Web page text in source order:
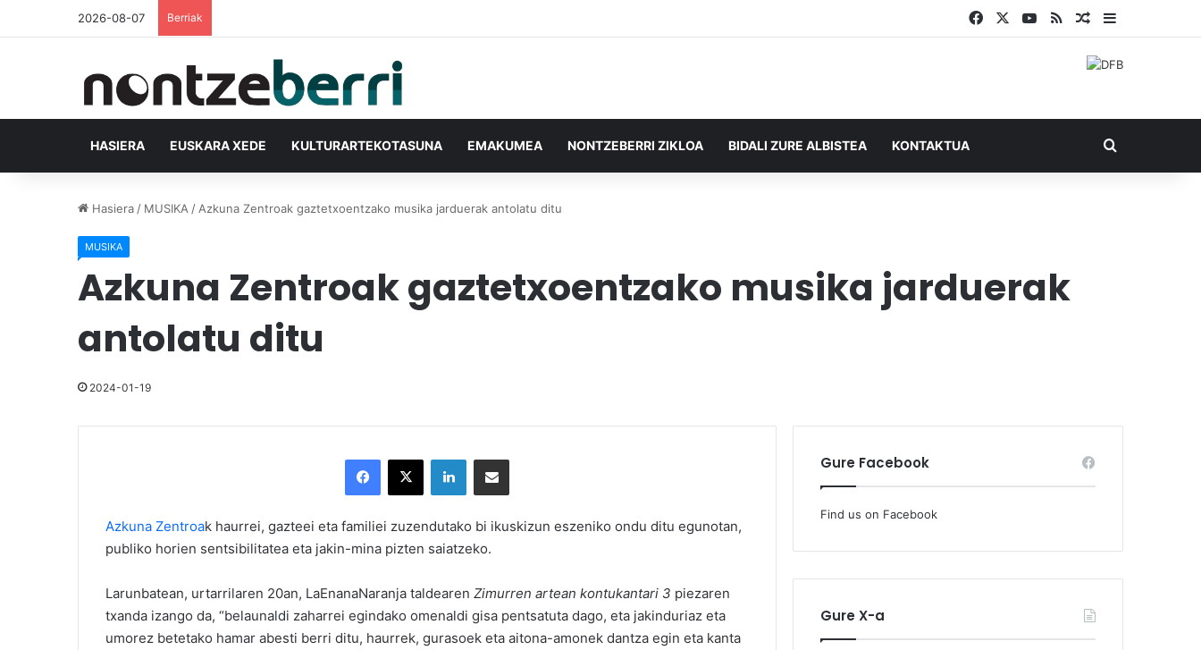
2026-08-07 Berriak Facebook YouTube
RSS Ausazko
HASIERA EUSKARA XEDE KULTURARTEKOTASUNA EMAKUMEA NONTZEBERRI ZIKLOA BIDALI ZURE ALBISTEA KONTAKTUA
Hasiera / MUSIKA / Azkuna Zentroak gaztetxoentzako musika jarduerak antolatu ditu
MUSIKA
Azkuna Zentroak gaztetxoentzako musika jarduerak
antolatu ditu
2024-01-19
Azkuna Zentroak haurrei, gazteei eta familiei zuzendutako bi ikuskizun eszeniko ondu ditu egunotan,
publiko horien sentsibilitatea eta jakin-mina pizten saiatzeko.
Larunbatean, urtarrilaren 20an, LaEnanaNaranja taldearen Zimurren artean kontukantari 3 piezaren
txanda izango da, “belaunaldi zaharrei egindako omenaldi gisa pentsatuta dago, eta jakinduriaz eta
umorez betetako hamar abesti berri ditu, haurrek, gurasoek eta aitona-amonek dantza egin eta kanta
Gure Facebook
Find us on Facebook
Gure X-a